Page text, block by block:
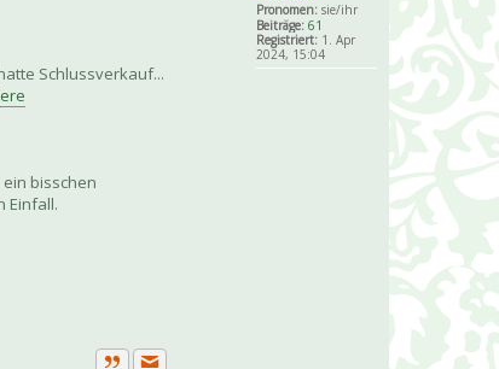
Pronomen: sie/ihr
Beiträge: 61
Registriert: 1. Apr
2024, 15:04
Schlussverkauf...
bisschen
Einfall.